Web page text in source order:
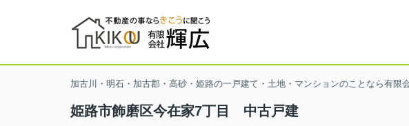
加古川・明石・加古郡・高砂・姫路の一戸建て・土地・マンションのことなら有限
姫路市飾磨区今在家7丁目 中古戸建